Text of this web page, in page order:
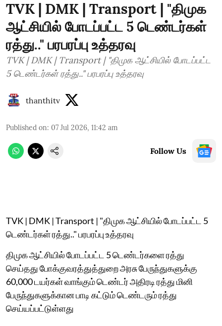
TVK | DMK | Transport | "திமுக
ஆட்சியில் போடப்பட்ட 5 டெண்டர்கள்
ரத்து.." பரபரப்பு உத்தரவு
TVK | DMK | Transport | "திமுக ஆட்சியில் போடப்பட்ட
5 டெண்டர்கள் ரத்து.." பரபரப்பு உத்தரவு
thanthitv
Published on: 07 Jul 2026, 11:42 am
Follow Us
TVK | DMK | Transport | "திமுக ஆட்சியில் போடப்பட்ட 5
டெண்டர்கள் ரத்து.." பரபரப்பு உத்தரவு
திமுக ஆட்சியில் போடப்பட்ட 5 டெண்டர்களை ரத்து
செய்தது போக்குவரத்துத்துறை அரசு பேருந்துகளுக்கு
60,000 டயர்கள் வாங்கும் டெண்டர் அதிரடி ரத்து மினி
பேருந்துகளுக்கான பாடி கட்டும் டெண்டரும் ரத்து
செய்யப்பட்டுள்ளது